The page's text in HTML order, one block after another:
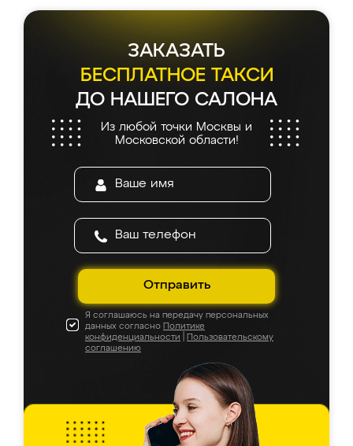
ЗАКАЗАТЬ
БЕСПЛАТНОЕ ТАКСИ
ДО НАШЕГО САЛОНА
Из любой точки Москвы и
Московской области!
Отправить
Я соглашаюсь на передачу персональных
данных согласно Политике
конфиденциальности
Пользовательскому
соглашению